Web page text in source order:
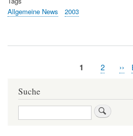
Allgemeine News
2003
Aktuelle
1 Page
2 ››
Suche
Suche